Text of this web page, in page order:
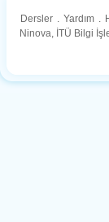
Dersler . Yardım .
Ninova, İTÜ Bilgi